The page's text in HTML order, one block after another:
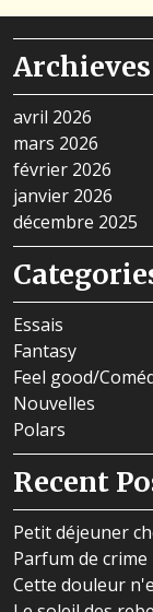
Archieves
avril 2026
mars 2026
février 2026
janvier 2026
décembre 2025
Essais
Fantasy
Feel good/
Nouvelles
Polars
Recent
Petit déjeuner
Parfum de crime
Cette douleur